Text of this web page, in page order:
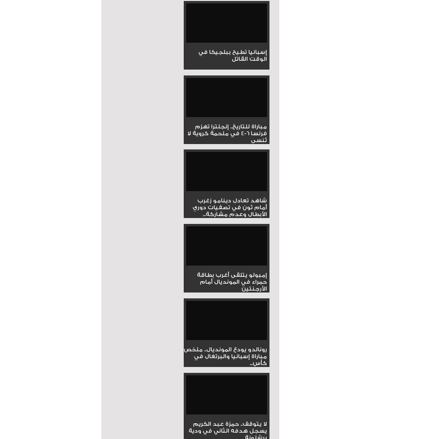
إسبانيا تطيح ببلجيكا في
الوقت القاتل
مباراة للتاريخ.. إنجلترا تهزم
فرنسا 6-4 في ملحمة كروية لا
تُنسى
شاهد تعادل دينامو زغرب
أمام ثون في تصفيات دوري
الأبطال وعدم مشاركة...
إمبولو يتلقى أغرب بطاقة
حمراء في المونديال أمام
الأرجنتين
رونالدو يودع المونديال.. ملخص
مباراة إسبانيا والبرتغال في
كأس...
لا يتوقف.. حمزة عبد الكريم
يسجل هدفه الثاني في ودية
برشلونة